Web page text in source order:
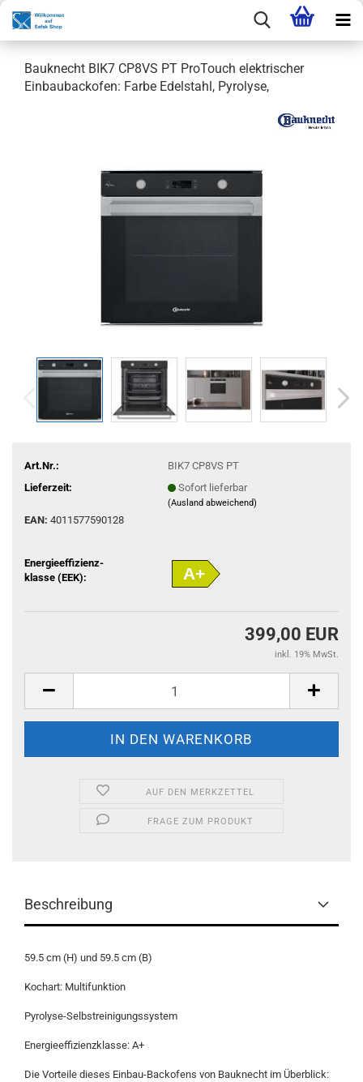
Bauknecht BIK7 CP8VS PT ProTouch elektrischer
Einbaubackofen: Farbe Edelstahl, Pyrolyse,
Art.Nr.:
BIK7 CP8VS PT
Lieferzeit:
Sofort lieferbar
(Ausland abweichend)
EAN: 4011577590128
Energieeffizienz-
klasse (EEK):
A+
399,00 EUR
inkl. 19% MwSt.
AUF DEN MERKZETTEL
FRAGE ZUM PRODUKT
Beschreibung
59.5 cm (H) und 59.5 cm (B)
Kochart: Multifunktion
Pyrolyse-Selbstreinigungssystem
Energieeffizienzklasse: A+
Die Vorteile dieses Einbau-Backofens von Bauknecht im Überblick: